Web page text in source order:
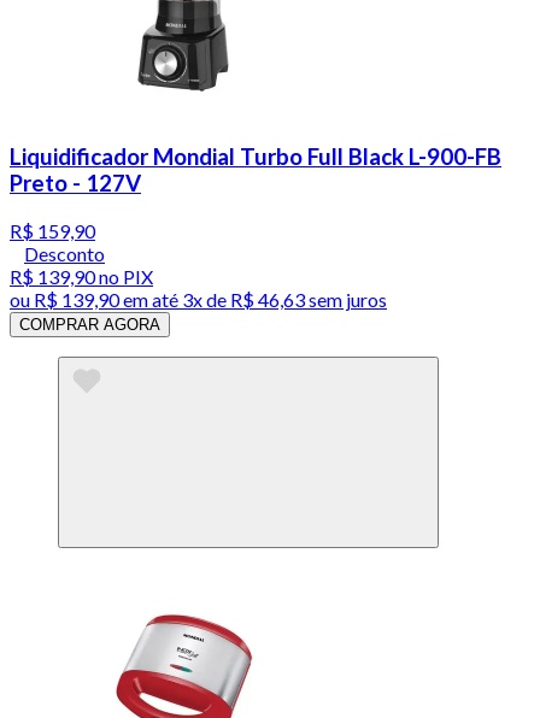
Liquidificador Mondial Turbo Full Black L-900-FB
Preto - 127V
R$ 159,90
Desconto
R$ 139,90no PIX
ou R$ 139,90em até 3x de R$ 46,63 sem juros
COMPRAR AGORA